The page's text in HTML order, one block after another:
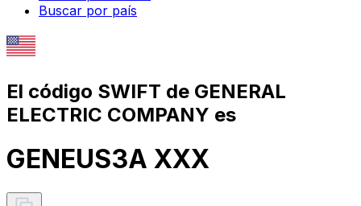
Buscar por país
El código SWIFT de GENERAL
ELECTRIC COMPANY es
GENEUS3A XXX